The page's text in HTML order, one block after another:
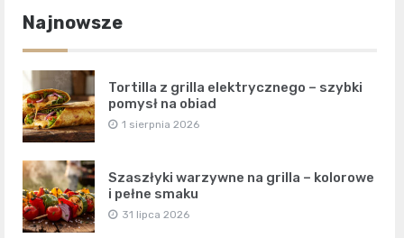
Najnowsze
Tortilla z grilla elektrycznego – szybki
pomysł na obiad
1 sierpnia 2026
Szaszłyki warzywne na grilla – kolorowe
i pełne smaku
31 lipca 2026